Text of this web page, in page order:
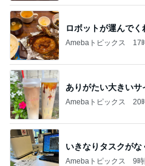
ロボットが運んで
Amebaトピックス 17
ありがたい大きい
Amebaトピックス 20
いきなりタスクがな
Amebaトピックス 9